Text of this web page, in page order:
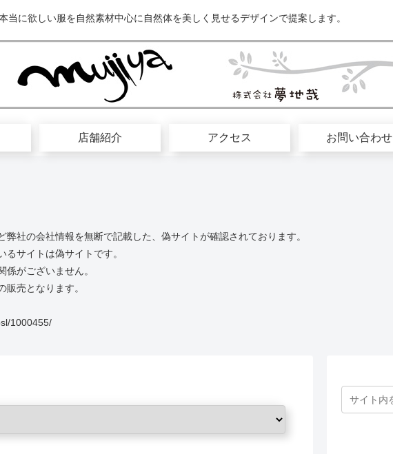
当に欲しい服を自然素材中心に自然体を美しく見せるデザインで提案します。
店舗紹介 アクセス お問い合わせ
社の会社情報を無断で記載した、偽サイトが確認されております。
サイトは偽サイトです。
がございません。
売となります。
1000455/